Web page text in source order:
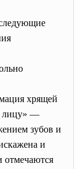
хрящей
лицу» —
зубов и
и
отмечаются